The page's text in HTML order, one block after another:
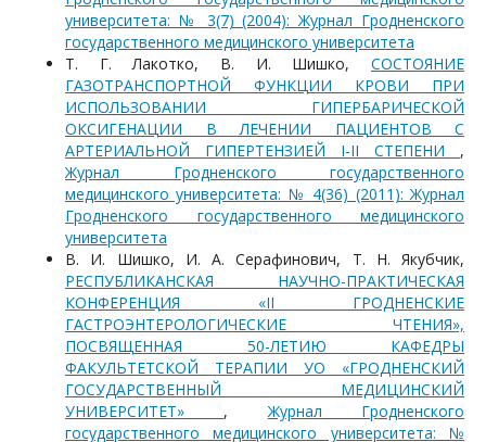
университета: № 3(7) (2004): Журнал Гродненского
государственного медицинского университета
Т. Г. Лакотко, В. И. Шишко, СОСТОЯНИЕ
ГАЗОТРАНСПОРТНОЙ ФУНКЦИИ КРОВИ ПРИ
ИСПОЛЬЗОВАНИИ ГИПЕРБАРИЧЕСКОЙ
ОКСИГЕНАЦИИ В ЛЕЧЕНИИ ПАЦИЕНТОВ С
АРТЕРИАЛЬНОЙ ГИПЕРТЕНЗИЕЙ I-II СТЕПЕНИ ,
Журнал Гродненского государственного
медицинского университета: № 4(36) (2011): Журнал
Гродненского государственного медицинского
университета
В. И. Шишко, И. А. Серафинович, Т. Н. Якубчик,
РЕСПУБЛИКАНСКАЯ НАУЧНО-ПРАКТИЧЕСКАЯ
КОНФЕРЕНЦИЯ «II ГРОДНЕНСКИЕ
ГАСТРОЭНТЕРОЛОГИЧЕСКИЕ ЧТЕНИЯ»,
ПОСВЯЩЕННАЯ 50-ЛЕТИЮ КАФЕДРЫ
ФАКУЛЬТЕТСКОЙ ТЕРАПИИ УО «ГРОДНЕНСКИЙ
ГОСУДАРСТВЕННЫЙ МЕДИЦИНСКИЙ
УНИВЕРСИТЕТ» , Журнал Гродненского
государственного медицинского университета: №